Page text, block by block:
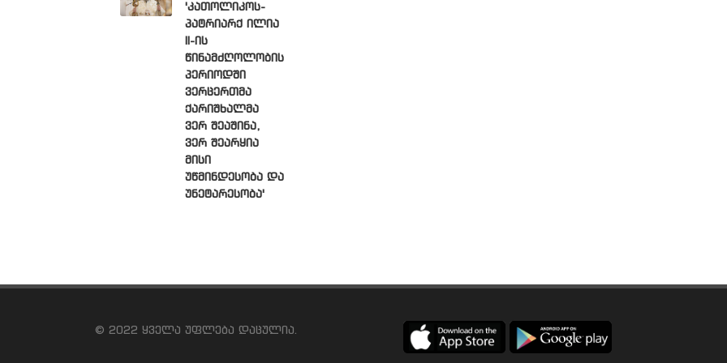
'კათოლიკოს-
პატრიარქ ილია
II-ის
წინამძღოლობის
პერიოდში
ვერცერთმა
ქარიშხალმა
ვერ შეაშინა,
ვერ შეარყია
მისი
უწმინდესობა და
უნეტარესობა'
© 2022 ყველა უფლება დაცულია.